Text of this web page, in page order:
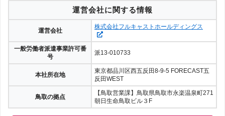
運営会社に関する情報
運営会社
株式会社フルキャストホールディングス
一般労働者派遣事業許可番
号
派13-010733
本社所在地
東京都品川区西五反田8-9-5 FORECAST五
反田WEST
鳥取の拠点
【鳥取営業課】鳥取県鳥取市永楽温泉町271
朝日生命鳥取ビル３F